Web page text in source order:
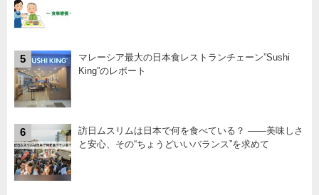
5
マレーシア最大の日本食レストランチェーン”Sushi
King”のレポート
6
訪日ムスリムは日本で何を食べている？ ――美味しさ
と安心、その“ちょうどいいバランス”を求めて